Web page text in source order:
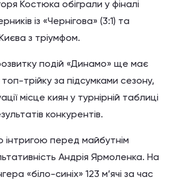
Костюка обіграли у фіналі
із «Чернігова» (3:1) та
з тріумфом.
подій «Динамо» ще має
трійку за підсумками сезону,
місце киян у турнірній таблиці
конкурентів.
перед майбутнім
Андрія Ярмоленка. На
«біло-синіх» 123 м’ячі за час